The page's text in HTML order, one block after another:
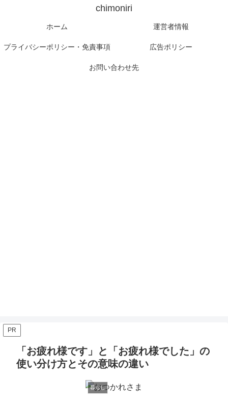
chimoniri
ホーム 運営者情報
プライバシーポリシー・免責事項 広告ポリシー
お問い合わせ先
PR
「お疲れ様です」と「お疲れ様でした」の
使い分け方とその意味の違い
暮らし